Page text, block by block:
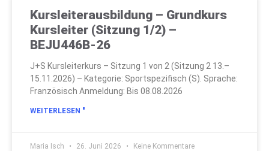
Kursleiterausbildung – Grundkurs
Kursleiter (Sitzung 1/2) –
BEJU446B-26
J+S Kursleiterkurs – Sitzung 1 von 2 (Sitzung 2 13.–
15.11.2026) – Kategorie: Sportspezifisch (S). Sprache:
Französisch Anmeldung: Bis 08.08.2026
WEITERLESEN "
Maria Isch 26. Juni 2026 Keine Kommentare